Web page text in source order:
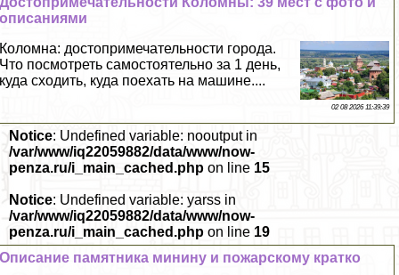
описаниями
Коломна: достопримечательности города.
Что посмотреть самостоятельно за 1 день,
куда сходить, куда поехать на машине....
02 08 2026 11:39:39
Notice: Undefined variable: nooutput in
/var/www/iq22059882/data/www/now-
penza.ru/i_main_cached.php on line 15
Notice: Undefined variable: yarss in
/var/www/iq22059882/data/www/now-
penza.ru/i_main_cached.php on line 19
Описание памятника минину и пожарскому кратко